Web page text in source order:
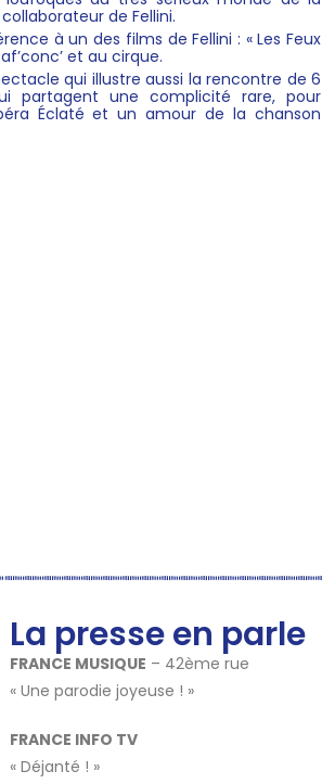
de Fellini.
à un des films de Fellini : « Les Feux
et au cirque.
qui illustre aussi la rencontre de 6
partagent une complicité rare, pour
Éclaté et un amour de la chanson
La presse en parle
FRANCE MUSIQUE – 42ème rue
« Une parodie joyeuse ! »
FRANCE INFO TV
« Déjanté ! »